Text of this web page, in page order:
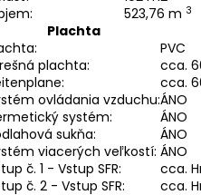
523,76 m 3
Plachta
PVC
plachta:
cca.
cca.
ovládania vzduchu:ÁNO
systém:
ÁNO
sukňa:
ÁNO
viacerých veľkostí: ÁNO
č. 1 - Vstup SFR:
cca.
č. 2 - Vstup SFR:
cca.